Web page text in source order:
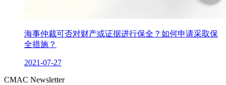
海事仲裁可否对财产或证据进行保全？如何申请采取保
全措施？
2021-07-27
CMAC Newsletter